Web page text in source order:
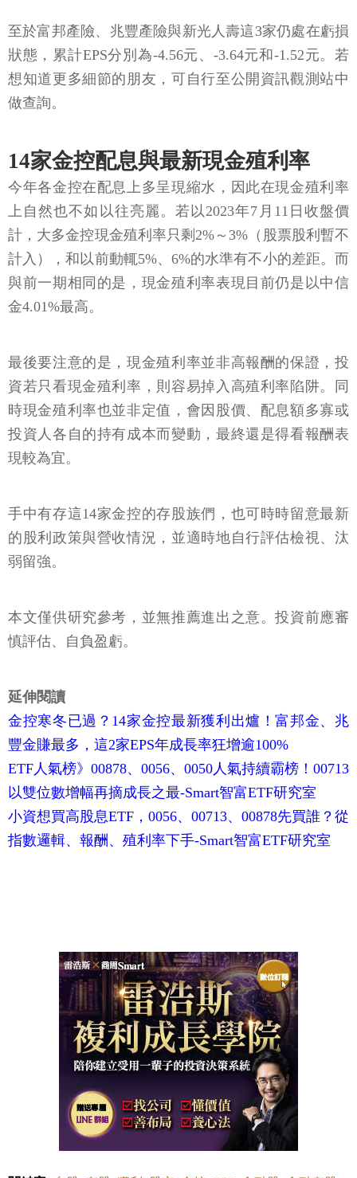
至於富邦產險、兆豐產險與新光人壽這3家仍處在虧損
狀態，累計EPS分別為-4.56元、-3.64元和-1.52元。若
想知道更多細節的朋友，可自行至公開資訊觀測站中
做查詢。
14家金控配息與最新現金殖利率
今年各金控在配息上多呈現縮水，因此在現金殖利率
上自然也不如以往亮麗。若以2023年7月11日收盤價
計，大多金控現金殖利率只剩2%～3%（股票股利暫不
計入），和以前動輒5%、6%的水準有不小的差距。而
與前一期相同的是，現金殖利率表現目前仍是以中信
金4.01%最高。
最後要注意的是，現金殖利率並非高報酬的保證，投
資若只看現金殖利率，則容易掉入高殖利率陷阱。同
時現金殖利率也並非定值，會因股價、配息額多寡或
投資人各自的持有成本而變動，最終還是得看報酬表
現較為宜。
手中有存這14家金控的存股族們，也可時時留意最新
的股利政策與營收情況，並適時地自行評估檢視、汰
弱留強。
本文僅供研究參考，並無推薦進出之意。投資前應審
慎評估、自負盈虧。
延伸閱讀
金控寒冬已過？14家金控最新獲利出爐！富邦金、兆
豐金賺最多，這2家EPS年成長率狂增逾100%
ETF人氣榜》00878、0056、0050人氣持續霸榜！00713
以雙位數增幅再摘成長之最-Smart智富ETF研究室
小資想買高股息ETF，0056、00713、00878先買誰？從
指數邏輯、報酬、殖利率下手-Smart智富ETF研究室